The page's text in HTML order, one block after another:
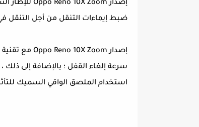
ضبط إيماءات التنقل من أجل التنقل
سرعة إلغاء القفل ؛ بالإضافة إلى
استخدام الملصق الواقي السميك